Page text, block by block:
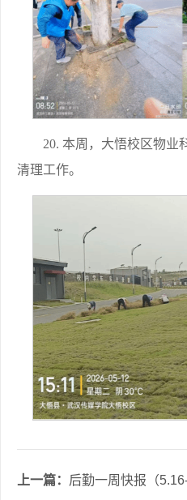
20. 本周，大悟校区物业
清理工作。
上一篇： 后勤一周快报（5.16-